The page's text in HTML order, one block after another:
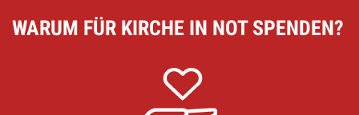
WARUM FÜR KIRCHE IN NOT SPENDEN?